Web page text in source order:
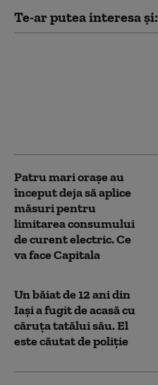
Te-ar putea interesa și:
Patru mari orașe au
început deja să aplice
măsuri pentru
limitarea consumului
de curent electric. Ce
va face Capitala
Un băiat de 12 ani din
Iași a fugit de acasă cu
căruţa tatălui său. El
este căutat de poliție